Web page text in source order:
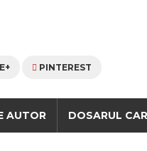
PINTEREST
AUTOR DOSARUL